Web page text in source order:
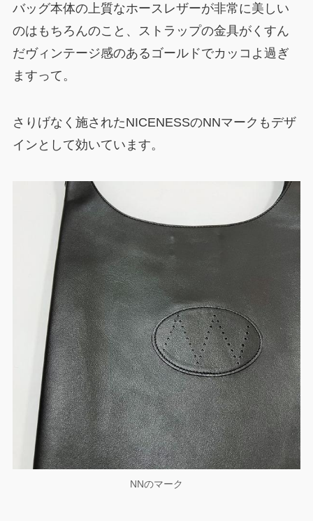
バッグ本体の上質なホースレザーが非常に美しい
のはもちろんのこと、ストラップの金具がくすん
だヴィンテージ感のあるゴールドでカッコよ過ぎ
ますって。
さりげなく施されたNICENESSのNNマークもデザ
インとして効いています。
NNのマーク